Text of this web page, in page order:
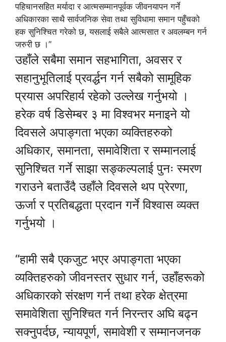
पहिचानसहित मर्यादा र आत्मसम्मानपूर्वक जीवनयापन गर्ने
अधिकारका साथै सार्वजनिक सेवा तथा सुविधामा समान पहुँचको
हक सुनिश्चित गरेको छ, यसलाई सबैले आत्मसात र अवलम्बन गर्न
जरुरी छ ।”
उहाँले सबैमा समान सहभागिता, अवसर र
सहानुभूतिलाई प्रवर्द्धन गर्न सबैको सामूहिक
प्रयास अपरिहार्य रहेको उल्लेख गर्नुभयो ।
हरेक वर्ष डिसेम्बर ३ मा विश्वभर मनाइने यो
दिवसले अपाङ्गता भएका व्यक्तिहरुको
अधिकार, समानता, समावेशिता र सम्मानलाई
सुनिश्चित गर्ने साझा सङ्कल्पलाई पुनः स्मरण
गराउने बताउँदै उहाँले दिवसले थप प्रेरणा,
ऊर्जा र प्रतिबद्धता प्रदान गर्ने विश्वास व्यक्त
गर्नुभयो ।
“हामी सबै एकजुट भएर अपाङ्गता भएका
व्यक्तिहरुको जीवनस्तर सुधार गर्न, उहाँहरूको
अधिकारको संरक्षण गर्न तथा हरेक क्षेत्रमा
समावेशिता सुनिश्चित गर्न निरन्तर अघि बढ्न
सक्नुपर्दछ, न्यायपूर्ण, समावेशी र सम्मानजनक